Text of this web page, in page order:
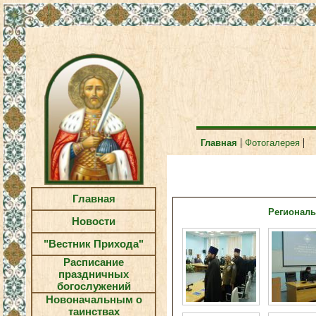
Главная
Новости
"Вестник Прихода"
Расписание
праздничных
богослужений
Новоначальным о
таинствах
Главная | Фотогалерея |